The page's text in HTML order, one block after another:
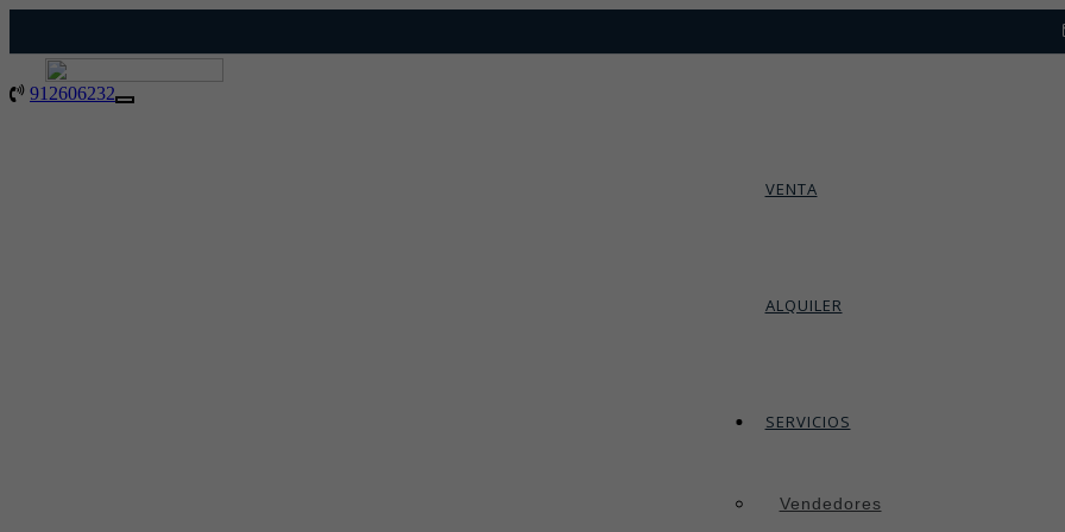
912606232
Toggle
VENTA
ALQUILER
SERVICIOS
Vendedores